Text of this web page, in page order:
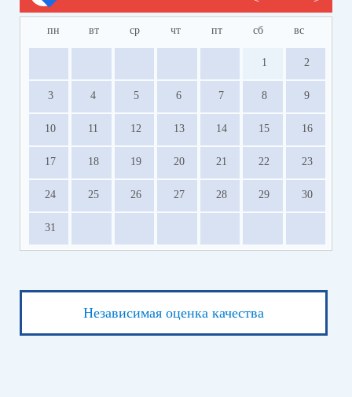
пн вт ср чт пт сб вс
1 2
3 4 5 6 7 8 9
10 11 12 13 14 15 16
17 18 19 20 21 22 23
24 25 26 27 28 29 30
31
Независимая оценка качества